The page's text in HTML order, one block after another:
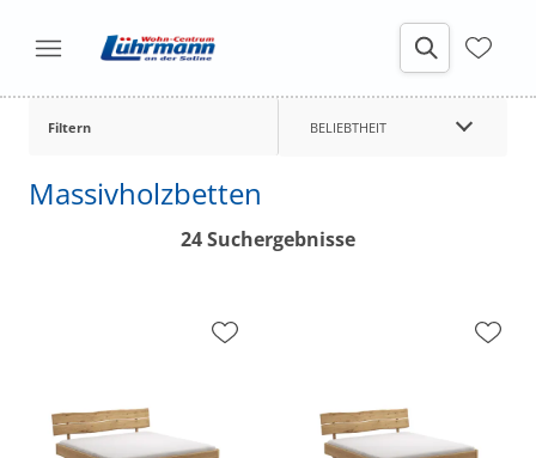
Filtern BELIEBTHEIT
Massivholzbetten
24 Suchergebnisse